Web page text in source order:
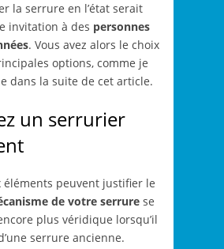
la serrure en l’état serait
invitation à des personnes
. Vous avez alors le choix
options, comme je
dans la suite de cet article.
un serrurier
éléments peuvent justifier le
de votre serrure se
plus véridique lorsqu’il
serrure ancienne.